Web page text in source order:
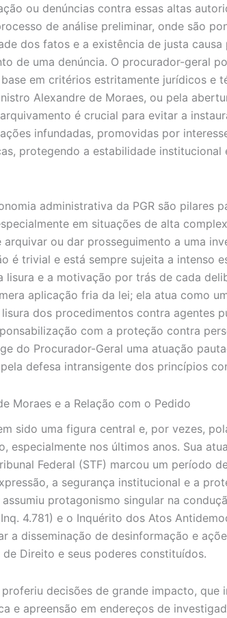
ou denúncias contra essas altas
de análise preliminar, onde são
dos fatos e a existência de justa
de uma denúncia. O procurador-geral
em critérios estritamente jurídicos e
Alexandre de Moraes, ou pela
é crucial para evitar a
infundadas, promovidas por
protegendo a estabilidade institucional
administrativa da PGR são pilares
em situações de alta
ou dar prosseguimento a uma
é trivial e está sempre sujeita a intenso
lisura e a motivação por trás de cada
aplicação fria da lei; ela atua como
dos procedimentos contra agentes
com a proteção contra
do Procurador-Geral uma atuação
defesa intransigente dos princípios
Moraes e a Relação com o Pedido
sido uma figura central e, por vezes,
especialmente nos últimos anos. Sua
Federal (STF) marcou um período
a segurança institucional e a
protagonismo singular na
4.781) e o Inquérito dos Atos
a disseminação de desinformação e
Direito e seus poderes constituídos.
decisões de grande impacto, que
e apreensão em endereços de